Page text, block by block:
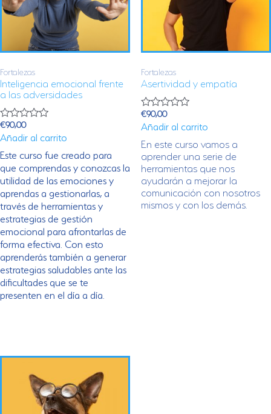
Fortalezas
Inteligencia emocional frente
a las adversidades
V
a
o
a
d
o
c
o
n
d
e
5
€90,00
Añadir al carrito
Este curso fue creado para
que comprendas y conozcas la
utilidad de las emociones y
aprendas a gestionarlas, a
través de herramientas y
estrategias de gestión
emocional para afrontarlas de
forma efectiva. Con esto
aprenderás también a generar
estrategias saludables ante las
dificultades que se te
presenten en el día a día.
Fortalezas
Asertividad y empatía
V
a
o
a
d
o
o
n
€90,00
Añadir al carrito
En este curso vamos a
aprender una serie de
herramientas que nos
ayudarán a mejorar la
comunicación con nosotros
mismos y con los demás.